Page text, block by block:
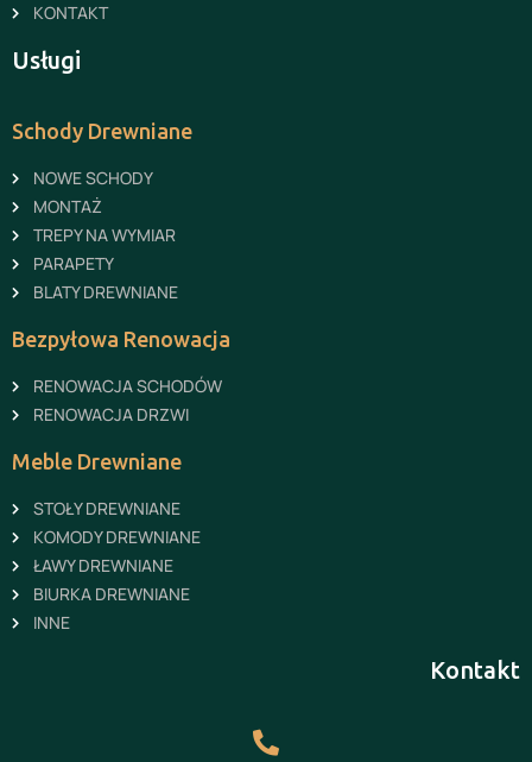
KONTAKT
Usługi
Schody Drewniane
NOWE SCHODY
MONTAŻ
TREPY NA WYMIAR
PARAPETY
BLATY DREWNIANE
Bezpyłowa Renowacja
RENOWACJA SCHODÓW
RENOWACJA DRZWI
Meble Drewniane
STOŁY DREWNIANE
KOMODY DREWNIANE
ŁAWY DREWNIANE
BIURKA DREWNIANE
INNE
Kontakt